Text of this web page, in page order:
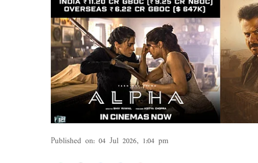
Published on: 04 Jul 2026, 1:04 pm